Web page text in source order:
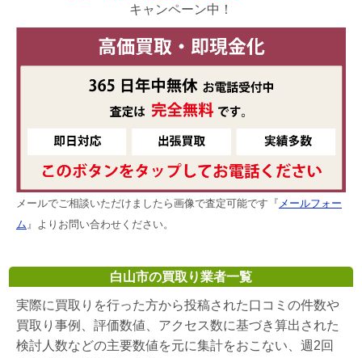
キャンペーン中！
メールでご相談いただけましたら画像で査定可能です『 メールフォー
ム 』よりお問い合わせください。
白山市の買取り業者一覧
実際に買取りを行った方から投稿された口コミの件数や
買取り事例、評価数値、アクセス数に基づき算出された
検討人数などの主要数値を元に集計をおこない、週2回